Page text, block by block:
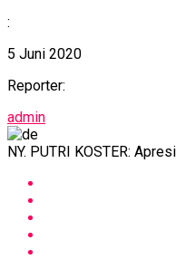
:
5 Juni 2020
Reporter:
admin
NY. PUTRI KOSTER: